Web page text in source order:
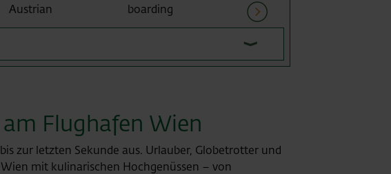
Austrian boarding Fluginfo
Flughafen Wien
zur letzten Sekunde aus. Urlauber, Globetrotter und
mit kulinarischen Hochgenüssen – von